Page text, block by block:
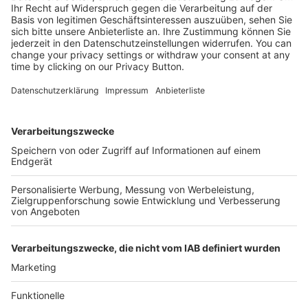
Kostenlose Rücksendung bis zu 14 Tage nach
Bestelleingang (innerhalb Deutschlands).
Versandkosten.
Der Bestellprozess ist mit Hilfe eines SSL-
SERVICE HOTLINE
SHOP SERVICE